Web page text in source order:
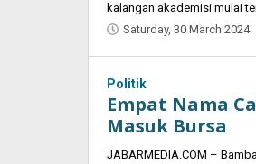
kalangan akademisi mulai
Saturday, 30 March 2024
Politik
Empat Nama
Masuk Bursa
JABARMEDIA.COM –